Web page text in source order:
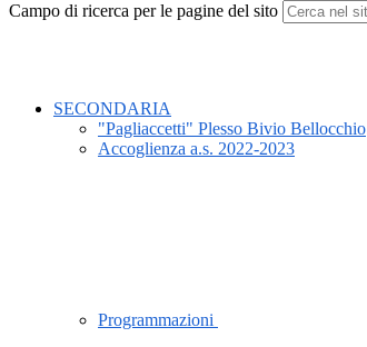
Campo di ricerca per le pagine del sito
SECONDARIA
"Pagliaccetti" Plesso Bivio Bellocchio
Accoglienza a.s. 2022-2023
Programmazioni